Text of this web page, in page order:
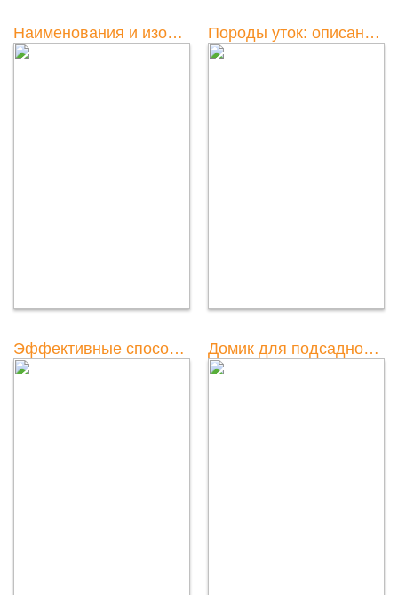
Наименования и изображения различных видов уток Породы уток: описание и особенности каждой породы
Эффективные способы быстрого ощипывания дикой утки Домик для подсадной утки своими руками